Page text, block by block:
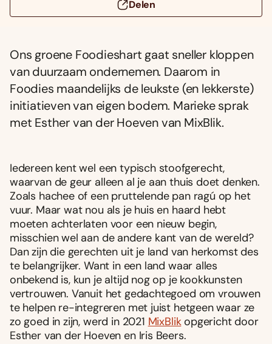
Delen
Ons groene Foodieshart gaat sneller kloppen
van duurzaam ondernemen. Daarom in
Foodies maandelijks de leukste (en lekkerste)
initiatieven van eigen bodem. Marieke sprak
met Esther van der Hoeven van MixBlik.
Iedereen kent wel een typisch stoofgerecht,
waarvan de geur alleen al je aan thuis doet denken.
Zoals hachee of een pruttelende pan ragú op het
vuur. Maar wat nou als je huis en haard hebt
moeten achterlaten voor een nieuw begin,
misschien wel aan de andere kant van de wereld?
Dan zijn die gerechten uit je land van herkomst des
te belangrijker. Want in een land waar alles
onbekend is, kun je altijd nog op je kookkunsten
vertrouwen. Vanuit het gedachtegoed om vrouwen
te helpen re-integreren met juist hetgeen waar ze
zo goed in zijn, werd in 2021 MixBlikopgericht door
Esther van der Hoeven en Iris Beers.